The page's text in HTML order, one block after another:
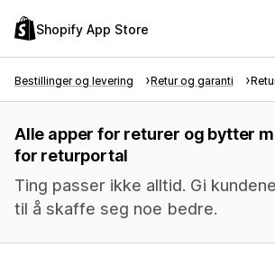
Shopify App Store
Bestillinger og levering Retur og garanti
Alle apper for returer og bytter
for returportal
Ting passer ikke alltid. Gi
til å skaffe seg noe bedre.